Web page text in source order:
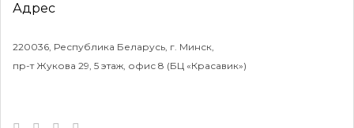
Адрес
220036, Республика Беларусь, г. Минск,
пр-т Жукова 29, 5 этаж, офис 8 (БЦ «Красавик»)